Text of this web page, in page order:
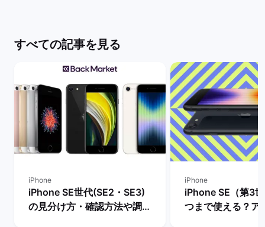
すべての記事を見る
iPhone
iPhone SE世代(SE2・SE3)
の見分け方・確認方法や調べ
iPhone
iPhone SE（第3
つまで使える？ア